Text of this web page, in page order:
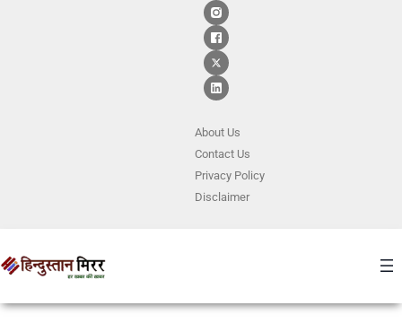
About Us
ContactUs
Privacy Policy
Disclaimer